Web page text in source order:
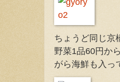
ちょうど同じ京
野菜1品60円か
がら海鮮も入っ